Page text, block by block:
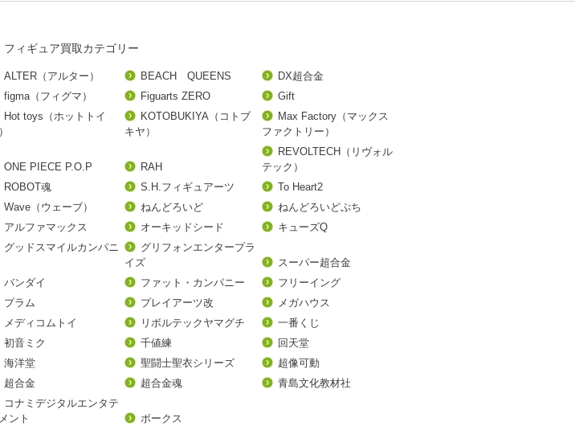
フィギュア買取カテゴリー
ALTER（アルター） BEACH QUEENS
DX超合金
figma（フィグマ）
Figuarts ZERO
Gift
Hot toys（ホットトイ
KOTOBUKIYA（コトブ
キヤ）
Max Factory（マックス
ファクトリー）
ONE PIECE P.O.P RAH
REVOLTECH（リヴォル
テック）
ROBOT魂
S.H.フィギュアーツ
To Heart2
Wave（ウェーブ）
ねんどろいど
ねんどろいどぷち
アルファマックス
オーキッドシード
キューズQ
グッドスマイルカンパニ
グリフォンエンタープラ
イズ
スーパー超合金
バンダイ
ファット・カンパニー
フリーイング
プラム
プレイアーツ改
メガハウス
メディコムトイ
リボルテックヤマグチ
一番くじ
初音ミク
千値練
回天堂
海洋堂
聖闘士聖衣シリーズ
超像可動
超合金
超合金魂
青島文化教材社
コナミデジタルエンタテ
ント
ボークス